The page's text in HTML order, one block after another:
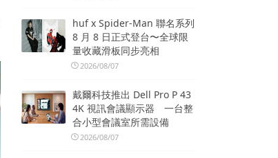
huf x Spider-Man 聯名系列
8 月 8 日正式登台〜全球限
量收藏滑板同步亮相
2026/08/07
戴爾科技推出 Dell Pro P 43
4K 視訊會議顯示器 一台整
合小型會議室所需設備
2026/08/07